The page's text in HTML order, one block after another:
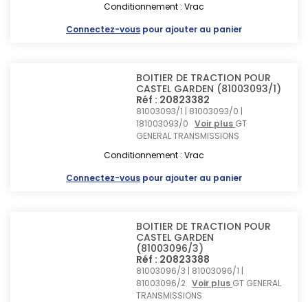
Conditionnement : Vrac
Connectez-vous pour ajouter au panier
BOITIER DE TRACTION POUR
CASTEL GARDEN (81003093/1)
Réf : 20823382
81003093/1 | 81003093/0 |
181003093/0Voir plus GT
GENERAL TRANSMISSIONS
Conditionnement : Vrac
Connectez-vous pour ajouter au panier
BOITIER DE TRACTION POUR
CASTEL GARDEN
(81003096/3)
Réf : 20823388
81003096/3 | 81003096/1 |
81003096/2Voir plus GT GENERAL
TRANSMISSIONS